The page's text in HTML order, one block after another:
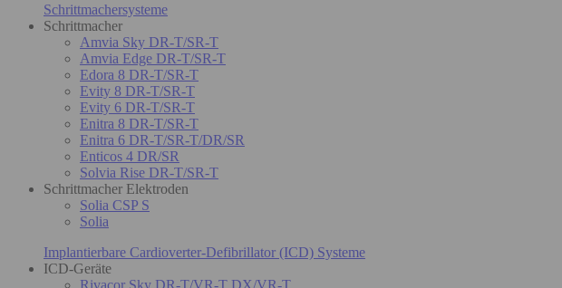
Schrittmachersysteme
Schrittmacher
Amvia Sky DR-T/SR-T
Amvia Edge DR-T/SR-T
Edora 8 DR-T/SR-T
Evity 8 DR-T/SR-T
Evity 6 DR-T/SR-T
Enitra 8 DR-T/SR-T
Enitra 6 DR-T/SR-T/DR/SR
Enticos 4 DR/SR
Solvia Rise DR-T/SR-T
Schrittmacher Elektroden
Solia CSP S
Solia
Implantierbare Cardioverter-Defibrillator (ICD) Systeme
ICD-Geräte
Rivacor Sky DR-T/VR-T DX/VR-T